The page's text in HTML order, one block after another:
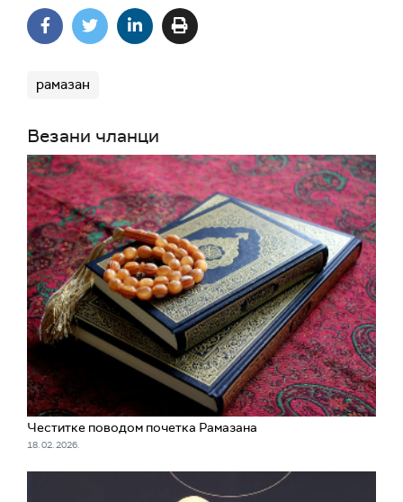
рамазан
Везани чланци
Честитке поводом почетка Рамазана
18. 02. 2026.